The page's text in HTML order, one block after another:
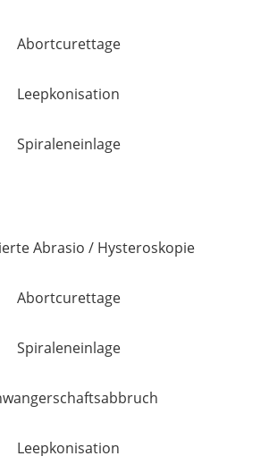
Abortcurettage
Leepkonisation
Spiraleneinlage
Abrasio / Hysteroskopie
Abortcurettage
Spiraleneinlage
Leepkonisation